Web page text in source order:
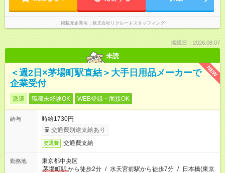
掲載元企業名 株式会社リクルートスタッフィング
掲載日：2026.08.07
未読
NEW
＜週2日×茅場町駅直結＞大手日用品メーカーで
企業受付
派遣 職種未経験OK WEB登録・面接OK
給与
時給1730円
交通費別途支給あり
交通費 交通費支給
勤務地
東京都中央区
茅場町駅から徒歩2分 / 水天宮前駅から徒歩7分 / 日本橋(東京